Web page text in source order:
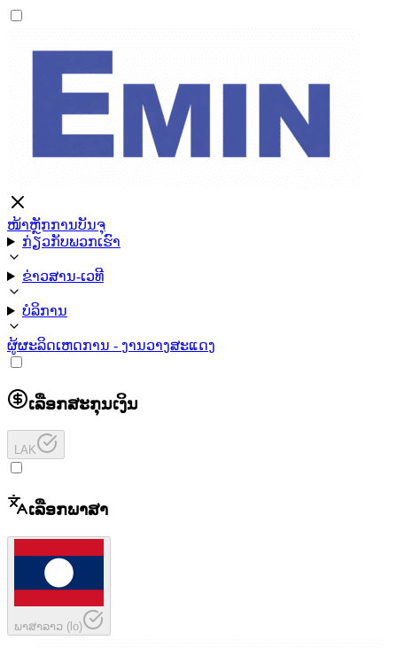
ໜ້າຫຼັກການບັນຈຸ
ກ່ຽວກັບພວກເຮົາ
ຂ່າວສານ-ເວທີ
ບໍລິການ
ຜູ້ຜະລິດເຫດການ - ງານວາງສະແດງ
ເລືອກສະກຸນເງິນ
LAK
ເລືອກພາສາ
ພາສາລາວ (lo)